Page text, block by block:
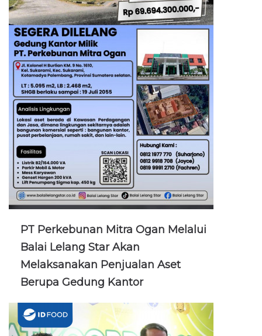
PT Perkebunan Mitra Ogan Melalui
Balai Lelang Star Akan
Melaksanakan Penjualan Aset
Berupa Gedung Kantor